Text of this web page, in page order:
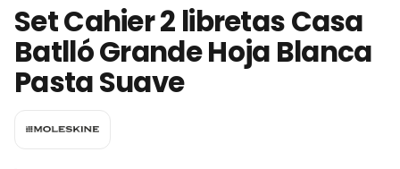
Set Cahier 2 libretas Casa
Batlló Grande Hoja Blanca
Pasta Suave